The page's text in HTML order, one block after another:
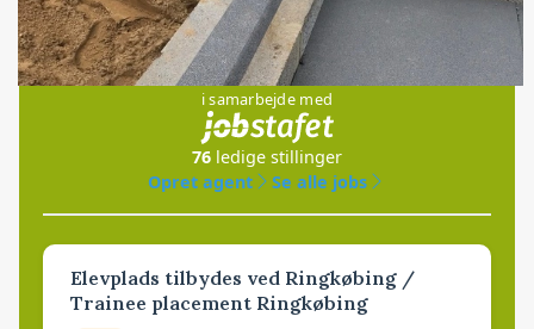
Jobs
i samarbejde med
76 ledige stillinger
Opret agent
Se alle jobs
Elevplads tilbydes ved Ringkøbing /
Trainee placement Ringkøbing